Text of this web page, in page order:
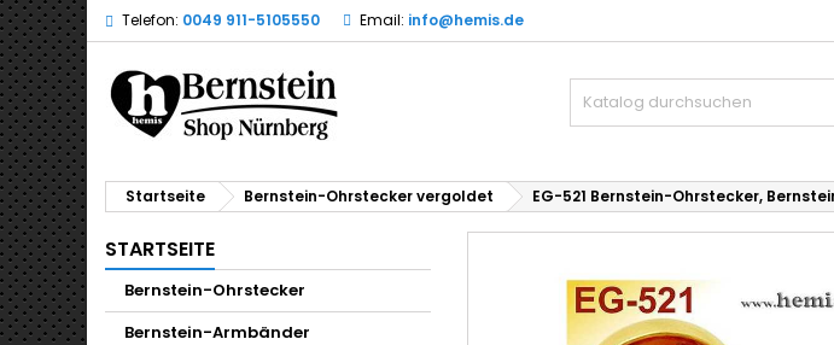
Telefon: 0049 911-5105550 Email: info@hemis.de
Startseite Bernstein-Ohrstecker vergoldet EG-521 Bernstein-Ohrstecker,
STARTSEITE
Bernstein-Ohrstecker
Bernstein-Armbänder